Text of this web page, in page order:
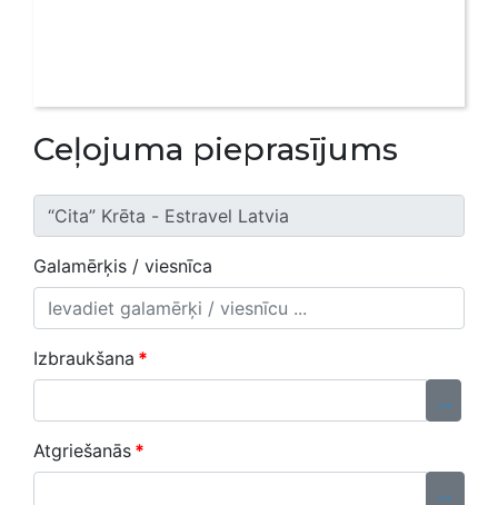
Ceļojuma pieprasījums
Galamērķis / viesnīca
Izbraukšana *
...
Atgriešanās *
...